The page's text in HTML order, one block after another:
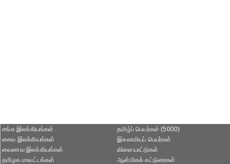
சங்க இலக்கியங்கள்
சைவ இலக்கியங்கள்
வைணவ இலக்கியங்கள்
தமிழக மாவட்டங்கள்
தமிழ்ப் பெயர்கள் (5000)
இசுலாமியப் பெயர்கள்
விளையாட்டுகள்
ஆன்மிகக் கட்டுரைகள்